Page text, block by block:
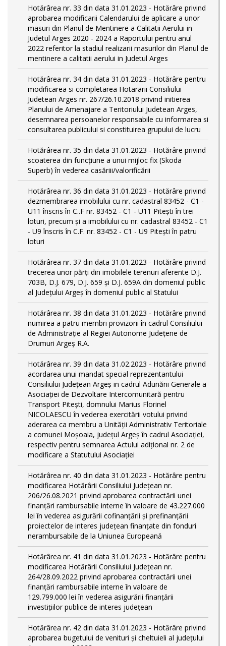
Hotărârea nr. 33 din data 31.01.2023 - Hotărâre privind
aprobarea modificarii Calendarului de aplicare a unor
masuri din Planul de Mentinere a Calitatii Aerului in
Judetul Arges 2020 - 2024 a Raportului pentru anul
2022 referitor la stadiul realizarii masurilor din Planul de
mentinere a calitatii aerului in Judetul Arges
Hotărârea nr. 34 din data 31.01.2023 - Hotărâre pentru
modificarea si completarea Hotararii Consiliului
Judetean Arges nr. 267/26.10.2018 privind initierea
Planului de Amenajare a Teritoriului Judetean Arges,
desemnarea persoanelor responsabile cu informarea si
consultarea publicului si constituirea grupului de lucru
Hotărârea nr. 35 din data 31.01.2023 - Hotărâre privind
scoaterea din funcţiune a unui mijloc fix (Skoda
Superb) în vederea casăriii/valorificării
Hotărârea nr. 36 din data 31.01.2023 - Hotărâre privind
dezmembrarea imobilului cu nr. cadastral 83452 - C1 -
U11 înscris în C..F nr. 83452 - C1 - U11 Piteşti în trei
loturi, precum şi a imobilului cu nr. cadastral 83452 - C1
- U9 înscris în C.F. nr. 83452 - C1 - U9 Piteşti în patru
loturi
Hotărârea nr. 37 din data 31.01.2023 - Hotărâre privind
trecerea unor părţi din imobilele terenuri aferente D.J.
703B, D.J. 679, D.J. 659 şi D.J. 659A din domeniul public
al Judeţului Argeş în domeniul public al Statului
Hotărârea nr. 38 din data 31.01.2023 - Hotărâre privind
numirea a patru membri provizorii în cadrul Consiliului
de Administraţie al Regiei Autonome Judeţene de
Drumuri Argeş R.A.
Hotărârea nr. 39 din data 31.02.2023 - Hotărâre privind
acordarea unui mandat special reprezentantului
Consiliului Judeţean Argeş in cadrul Adunării Generale a
Asociaţiei de Dezvoltare Intercomunitară pentru
Transport Piteşti, domnului Marius Florinel
NICOLAESCU în vederea exercitării votului privind
aderarea ca membru a Unităţii Administrativ Teritoriale
a comunei Moşoaia, judeţul Argeş în cadrul Asociaţiei,
respectiv pentru semnarea Actului adiţional nr. 2 de
modificare a Statutului Asociaţiei
Hotărârea nr. 40 din data 31.01.2023 - Hotărâre pentru
modificarea Hotărârii Consiliului Judeţean nr.
206/26.08.2021 privind aprobarea contractării unei
finanţări rambursabile interne în valoare de 43.227.000
lei în vederea asigurării cofinanţării şi prefinanţării
proiectelor de interes judeţean finanţate din fonduri
nerambursabile de la Uniunea Europeană
Hotărârea nr. 41 din data 31.01.2023 - Hotărâre pentru
modificarea Hotărârii Consiliului Judeţean nr.
264/28.09.2022 privind aprobarea contractării unei
finanţări rambursabile interne în valoare de
129.799.000 lei în vederea asigurării finanţării
investiţiilor publice de interes judeţean
Hotărârea nr. 42 din data 31.01.2023 - Hotărâre privind
aprobarea bugetului de venituri şi cheltuieli al judeţului